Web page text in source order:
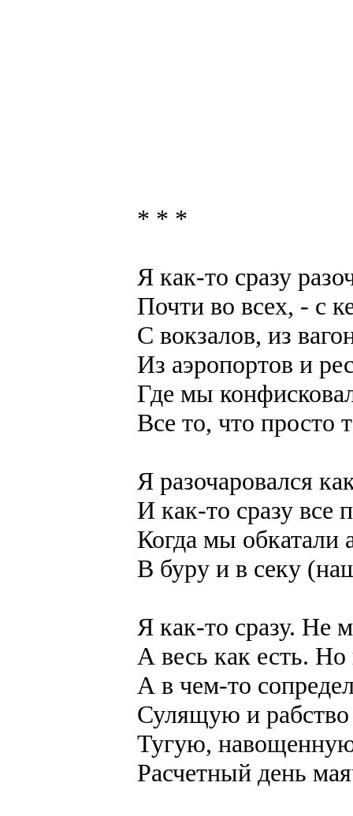
* * *
Я как-то сразу
Почти во всех, - c
С вокзалов, из
Из аэропортов и
Где мы
Все то, что просто
Я разочаровался
И как-то сразу все
Когда мы обкатали
В буру и в секу
Я как-то сразу. Не
А весь как есть.
А в чем-то
Сулящую и рабство
Тугую,
Расчетный день